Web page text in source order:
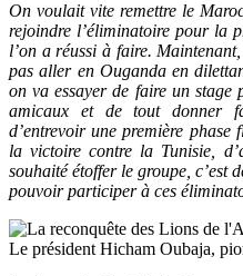
On voulait vite remettre le
rejoindre l’éliminatoire pour la
l’on a réussi à faire.
pas aller en Ouganda en
on va essayer de faire un stage
amicaux et de tout donner
d’entrevoir une première
la victoire contre la Tunisie,
souhaité étoffer le groupe, c’est
pouvoir participer à ces
Le président Hicham Oubaja,